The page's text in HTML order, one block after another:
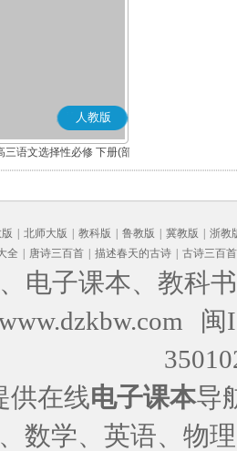
人教版
三语文选择性必修 下册(部
编版)
北师大版 教科版 鲁教版 冀教版
浙教
全
唐诗三百首 描述春天的古诗 古诗三百首
、电子课本、教科
闽
供在线电子课本导
数学、英语、物